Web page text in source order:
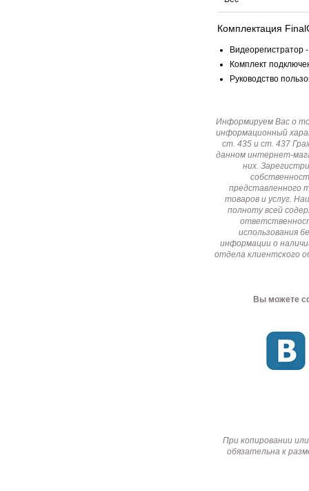
Комплектация
Видеорегистратор
Комплект
Руководство
Информируем Вас о
информационный
ст. 435 и ст. 437
данном интернет-
них.
представленного
товаров и услуг.
полноту всей
использования
информации о
отдела клиентского
Вы можете
При копировании
обязательна к